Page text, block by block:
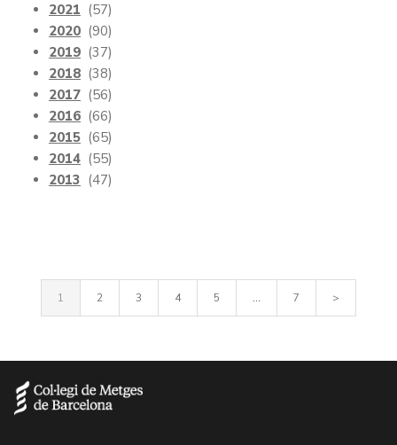
2021 (57)
2020 (90)
2019 (37)
2018 (38)
2017 (56)
2016 (66)
2015 (65)
2014 (55)
2013 (47)
1 2 3 4 5 ... 7 >